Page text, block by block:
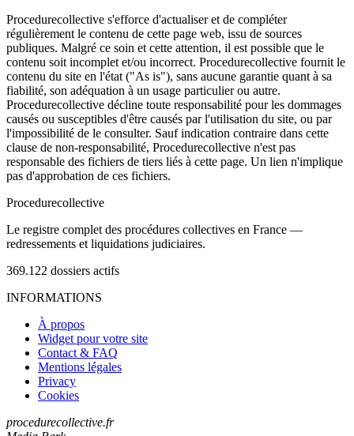
Procedurecollective s'efforce d'actualiser et de compléter
régulièrement le contenu de cette page web, issu de sources
publiques. Malgré ce soin et cette attention, il est possible que le
contenu soit incomplet et/ou incorrect. Procedurecollective fournit le
contenu du site en l'état ("As is"), sans aucune garantie quant à sa
fiabilité, son adéquation à un usage particulier ou autre.
Procedurecollective décline toute responsabilité pour les dommages
causés ou susceptibles d'être causés par l'utilisation du site, ou par
l'impossibilité de le consulter. Sauf indication contraire dans cette
clause de non-responsabilité, Procedurecollective n'est pas
responsable des fichiers de tiers liés à cette page. Un lien n'implique
pas d'approbation de ces fichiers.
Procedurecollective
Le registre complet des procédures collectives en France —
redressements et liquidations judiciaires.
369.122 dossiers actifs
INFORMATIONS
À propos
Widget pour votre site
Contact & FAQ
Mentions légales
Privacy
Cookies
procedurecollective.fr